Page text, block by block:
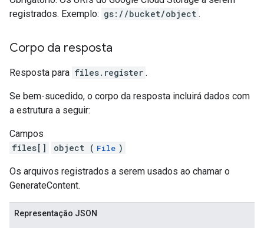
registrados. Exemplo: gs://bucket/object .
Corpo da resposta
Resposta para files.register .
Se bem-sucedido, o corpo da resposta incluirá dados com
a estrutura a seguir:
Campos
files[]
object ( File )
Os arquivos registrados a serem usados ao chamar o
GenerateContent.
Representação JSON